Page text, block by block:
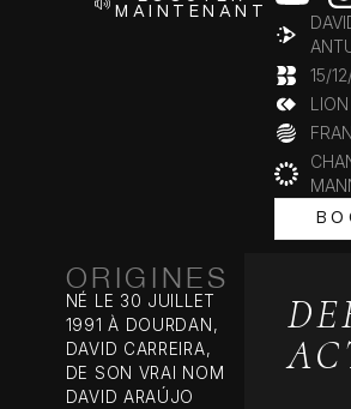
MAINTENANT
15/
LION
ORIGINES
NÉ LE 30 JUILLET
1991 À DOURDAN,
DAVID CARREIRA,
DE SON VRAI NOM
DAVID ARAÚJO